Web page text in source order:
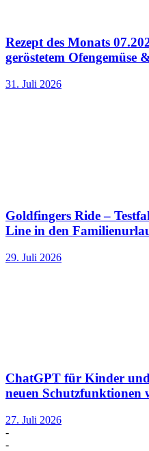
Rezept des Monats
geröstetem Ofengemüse
31. Juli 2026
Goldfingers Ride –
Line in den
29. Juli 2026
ChatGPT für Kinder
neuen Schutzfunktionen
27. Juli 2026
-
-